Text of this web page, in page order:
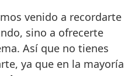
venido a recordarte
sino a ofrecerte
Así que no tienes
ya que en la mayoría